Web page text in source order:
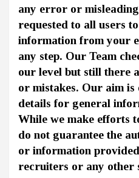
any error or
requested to all users
information from your
any step. Our Team
our level but still there
or mistakes. Our aim
details for general
While we make efforts
do not guarantee the
or information
recruiters or any other